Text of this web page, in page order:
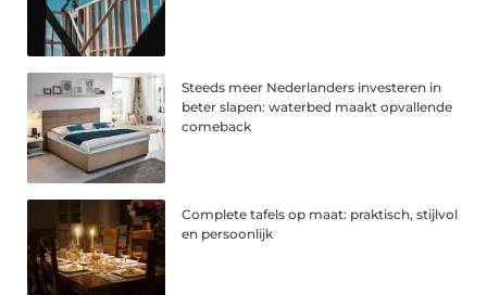
Steeds meer Nederlanders investeren in
beter slapen: waterbed maakt opvallende
comeback
Complete tafels op maat: praktisch, stijlvol
en persoonlijk